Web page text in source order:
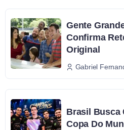
Gente
Confirma
Original
Gabriel
Brasil Busca
Copa Do